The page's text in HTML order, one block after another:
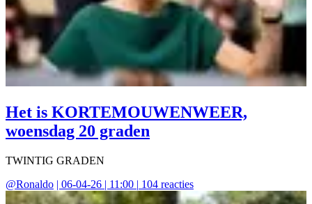
Het is KORTEMOUWENWEER,
woensdag 20 graden
TWINTIG GRADEN
@Ronaldo | 06-04-26 | 11:00 | 104 reacties